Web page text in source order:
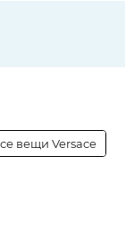
вещи Versace